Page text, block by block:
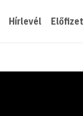
Hírlevél